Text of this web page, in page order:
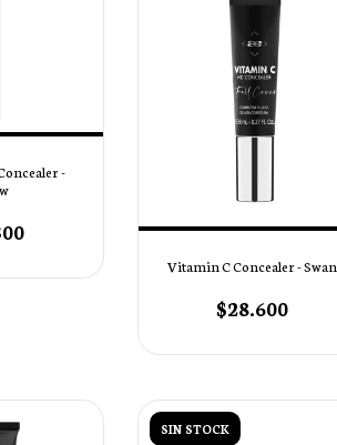
-
Vitamin C Concealer - Swan
$28.600
SIN STOCK